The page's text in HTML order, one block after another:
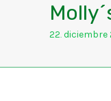
22. diciembre